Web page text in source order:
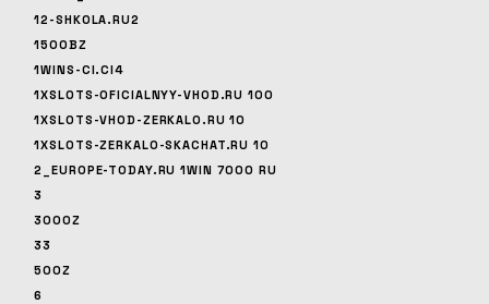
12-SHKOLA.RU2
1500BZ
1WINS-CI.CI4
1XSLOTS-OFICIALNYY-VHOD.RU 100
1XSLOTS-VHOD-ZERKALO.RU 10
1XSLOTS-ZERKALO-SKACHAT.RU 10
2_EUROPE-TODAY.RU 1WIN 7000 RU
3
3000Z
33
500Z
6